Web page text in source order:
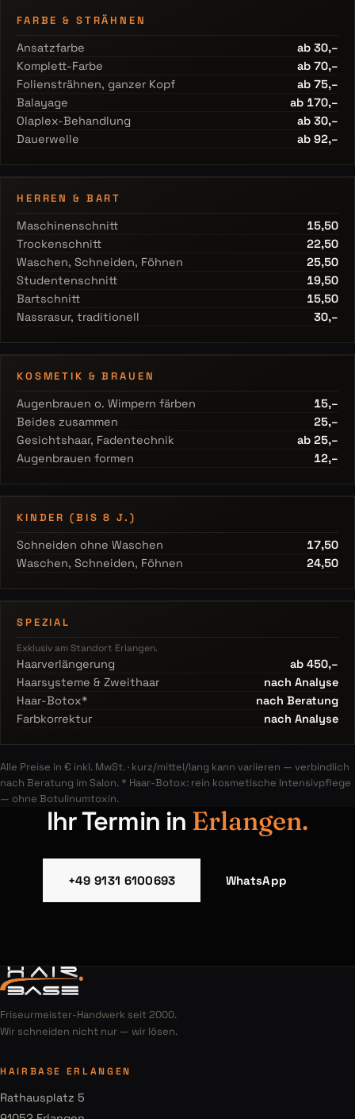
FARBE & STRÄHNEN
Ansatzfarbe
ab 30,–
Komplett-Farbe
ab 70,–
Foliensträhnen, ganzer Kopf
ab 75,–
Balayage
ab 170,–
Olaplex-Behandlung
ab 30,–
Dauerwelle
ab 92,–
HERREN & BART
Maschinenschnitt
15,50
Trockenschnitt
22,50
Waschen, Schneiden, Föhnen
25,50
Studentenschnitt
19,50
Bartschnitt
15,50
Nassrasur, traditionell
30,–
KOSMETIK & BRAUEN
Augenbrauen o. Wimpern färben
15,–
Beides zusammen
25,–
Gesichtshaar, Fadentechnik
ab 25,–
Augenbrauen formen
12,–
KINDER (BIS 8 J.)
Schneiden ohne Waschen
17,50
Waschen, Schneiden, Föhnen
24,50
SPEZIAL
Exklusiv am Standort Erlangen.
Haarverlängerung
ab 450,–
Haarsysteme & Zweithaar
nach Analyse
Haar-Botox*
nach Beratung
Farbkorrektur
nach Analyse
Alle Preise in € inkl. MwSt. · kurz/mittel/lang kann variieren — verbindlich
nach Beratung im Salon. * Haar-Botox: rein kosmetische Intensivpflege
— ohne Botulinumtoxin.
Ihr Termin in Erlangen.
+49 9131 6100693 WhatsApp
Friseurmeister-Handwerk seit 2000.
Wir schneiden nicht nur — wir lösen.
HAIRBASE ERLANGEN
Rathausplatz 5